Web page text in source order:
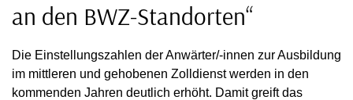
an den BWZ-Standorten“
Die Einstellungszahlen der Anwärter/-innen zur Ausbildung
im mittleren und gehobenen Zolldienst werden in den
kommenden Jahren deutlich erhöht. Damit greift das